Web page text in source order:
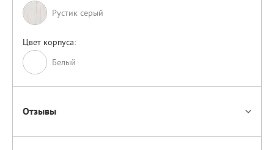
Рустик серый
Цвет корпуса:
Белый
Отзывы